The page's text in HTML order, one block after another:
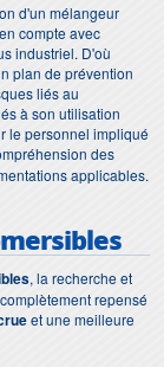
d'un mélangeur
compte avec
industriel. D'où
plan de prévention
liés au
à son utilisation
le personnel impliqué
des
applicables.
, la recherche et
repensé
et une meilleure